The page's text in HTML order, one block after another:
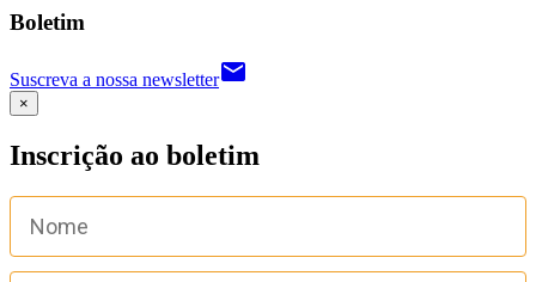
Boletim
Suscreva a nossa newsletteremail
×
Inscrição ao boletim